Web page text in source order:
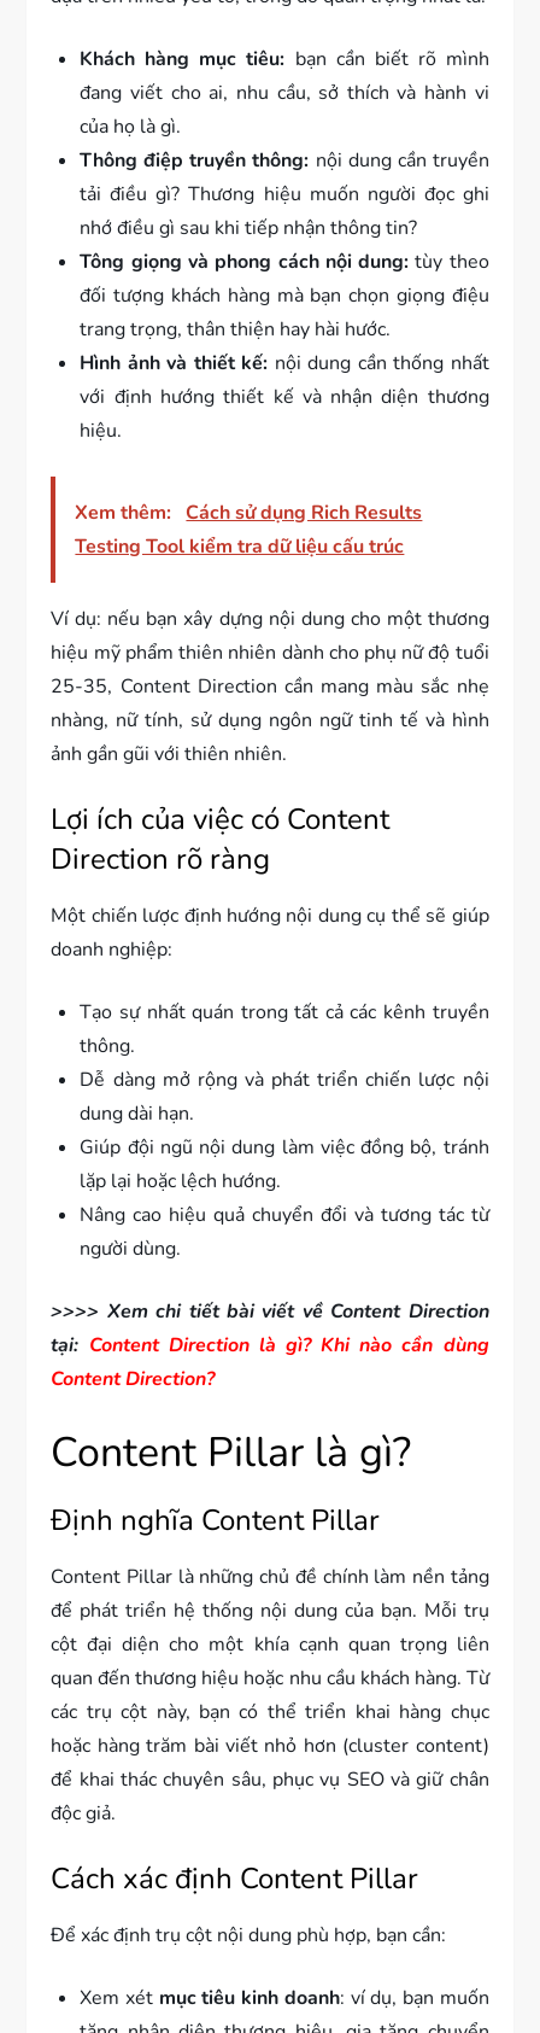
Khách hàng mục tiêu: bạn cần biết rõ mình
đang viết cho ai, nhu cầu, sở thích và hành vi
của họ là gì.
Thông điệp truyền thông: nội dung cần truyền
tải điều gì? Thương hiệu muốn người đọc ghi
nhớ điều gì sau khi tiếp nhận thông tin?
Tông giọng và phong cách nội dung: tùy theo
đối tượng khách hàng mà bạn chọn giọng điệu
trang trọng, thân thiện hay hài hước.
Hình ảnh và thiết kế: nội dung cần thống nhất
với định hướng thiết kế và nhận diện thương
hiệu.
Xem thêm: Cách sử dụng Rich Results
Testing Tool kiểm tra dữ liệu cấu trúc
Ví dụ: nếu bạn xây dựng nội dung cho một thương
hiệu mỹ phẩm thiên nhiên dành cho phụ nữ độ tuổi
25-35, Content Direction cần mang màu sắc nhẹ
nhàng, nữ tính, sử dụng ngôn ngữ tinh tế và hình
ảnh gần gũi với thiên nhiên.
Lợi ích của việc có Content
Direction rõ ràng
Một chiến lược định hướng nội dung cụ thể sẽ giúp
doanh nghiệp:
Tạo sự nhất quán trong tất cả các kênh truyền
thông.
Dễ dàng mở rộng và phát triển chiến lược nội
dung dài hạn.
Giúp đội ngũ nội dung làm việc đồng bộ, tránh
lặp lại hoặc lệch hướng.
Nâng cao hiệu quả chuyển đổi và tương tác từ
người dùng.
>>>> Xem chi tiết bài viết về Content Direction
tại: Content Direction là gì? Khi nào cần dùng
Content Direction?
Content Pillar là gì?
Định nghĩa Content Pillar
Content Pillar là những chủ đề chính làm nền tảng
để phát triển hệ thống nội dung của bạn. Mỗi trụ
cột đại diện cho một khía cạnh quan trọng liên
quan đến thương hiệu hoặc nhu cầu khách hàng. Từ
các trụ cột này, bạn có thể triển khai hàng chục
hoặc hàng trăm bài viết nhỏ hơn (cluster content)
để khai thác chuyên sâu, phục vụ SEO và giữ chân
độc giả.
Cách xác định Content Pillar
Để xác định trụ cột nội dung phù hợp, bạn cần:
Xem xét mục tiêu kinh doanh: ví dụ, bạn muốn